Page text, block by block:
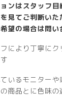
ンはスタッフ
見てご判断いた
望の場合は問い
により丁寧に
いるモニターや
商品とに色味